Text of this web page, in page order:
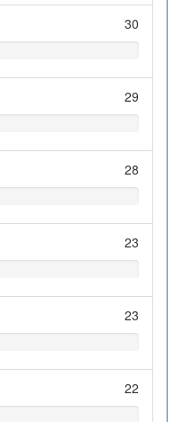
30
29
28
23
23
22